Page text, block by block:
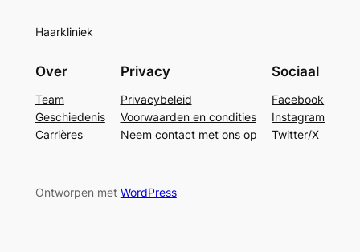
Haarkliniek
Over
Team
Geschiedenis
Carrières
Privacy
Privacybeleid
Voorwaarden en condities
Neem contact met ons op
Sociaal
Facebook
Instagram
Twitter/X
Ontworpen met WordPress